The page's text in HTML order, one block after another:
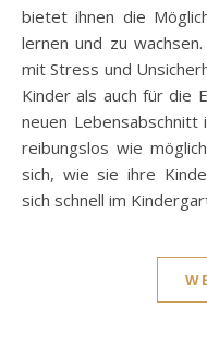
bietet ihnen die
lernen und zu
mit Stress und
Kinder als auch für die
neuen
reibungslos wie
sich, wie sie ihre
sich schnell im